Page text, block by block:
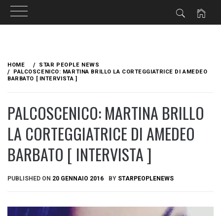
content
HOME
STAR PEOPLE NEWS
PALCOSCENICO: MARTINA BRILLO LA CORTEGGIATRICE DI AMEDEO
BARBATO [ INTERVISTA ]
PALCOSCENICO: MARTINA BRILLO
LA CORTEGGIATRICE DI AMEDEO
BARBATO [ INTERVISTA ]
PUBLISHED ON 20 GENNAIO 2016 BY STARPEOPLENEWS